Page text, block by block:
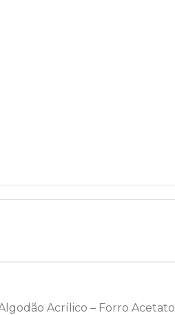
Acrílico – Forro Acetato